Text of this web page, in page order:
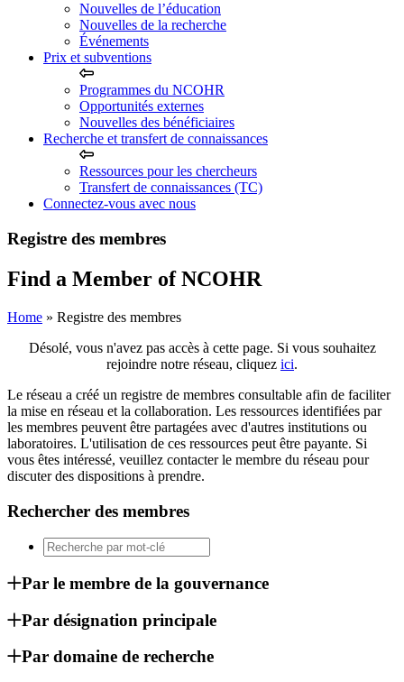
Nouvelles de l’éducation
Nouvelles de la recherche
Événements
Prix et subventions
Programmes du NCOHR
Opportunités externes
Nouvelles des bénéficiaires
Recherche et transfert de connaissances
Ressources pour les chercheurs
Transfert de connaissances (TC)
Connectez-vous avec nous
Registre des membres
Find a Member of NCOHR
Home » Registre des membres
Désolé, vous n'avez pas accès à cette page. Si vous souhaitez
rejoindre notre réseau, cliquez ici.
Le réseau a créé un registre de membres consultable afin de faciliter
la mise en réseau et la collaboration. Les ressources identifiées par
les membres peuvent être partagées avec d'autres institutions ou
laboratoires. L'utilisation de ces ressources peut être payante. Si
vous êtes intéressé, veuillez contacter le membre du réseau pour
discuter des dispositions à prendre.
Rechercher des membres
Par le membre de la gouvernance
Par désignation principale
Par domaine de recherche